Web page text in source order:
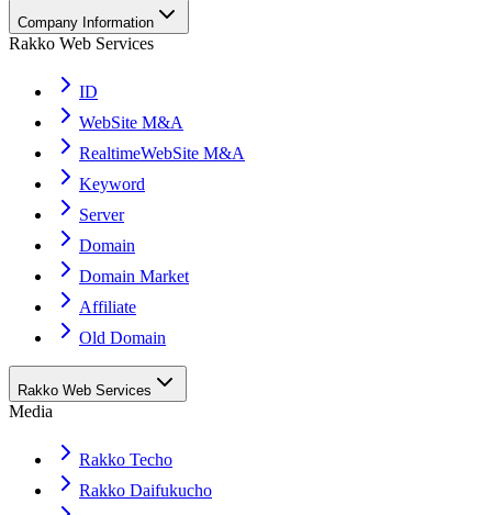
Company Information
Rakko Web Services
ID
WebSite M&A
RealtimeWebSite M&A
Keyword
Server
Domain
Domain Market
Affiliate
Old Domain
Rakko Web Services
Media
Rakko Techo
Rakko Daifukucho